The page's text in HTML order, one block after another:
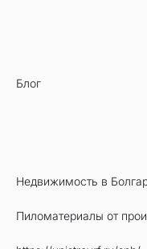
Блог
Недвижимость в
Пиломатериалы от